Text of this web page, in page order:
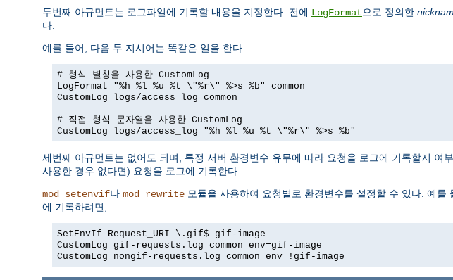
두번째 아규먼트는 로그파일에 기록할 내용을 지정한다. 전에 LogFormat으로 정의한
다.
예를 들어, 다음 두 지시어는 똑같은 일을 한다.
# 형식 별칭을 사용한 CustomLog
LogFormat "%h %l %u %t \"%r\" %>s %b" common
CustomLog logs/access_log common
# 직접 형식 문자열을 사용한 CustomLog
CustomLog logs/access_log "%h %l %u %t \"%r\" %>s %b"
세번째 아규먼트는 없어도 되며, 특정 서버 환경변수 유무에 따라 요청을 로그에 기록할지 여
사용한 경우 없다면) 요청을 로그에 기록한다.
mod_setenvif나 mod_rewrite 모듈을 사용하여 요청별로 환경변수를 설정할 수 있다. 예
에 기록하려면,
SetEnvIf Request_URI \.gif$ gif-image
CustomLog gif-requests.log common env=gif-image
CustomLog nongif-requests.log common env=!gif-image